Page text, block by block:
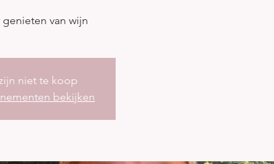
genieten van wijn
niet te koop
bekijken